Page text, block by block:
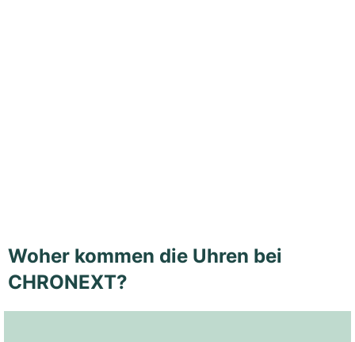
Woher kommen die Uhren bei
CHRONEXT?